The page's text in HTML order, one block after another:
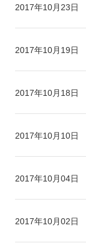
2017年10月23日
2017年10月19日
2017年10月18日
2017年10月10日
2017年10月04日
2017年10月02日